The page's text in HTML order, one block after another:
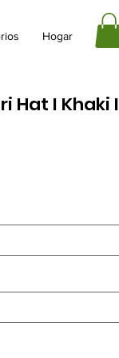
Hogar
Hat I Khaki I